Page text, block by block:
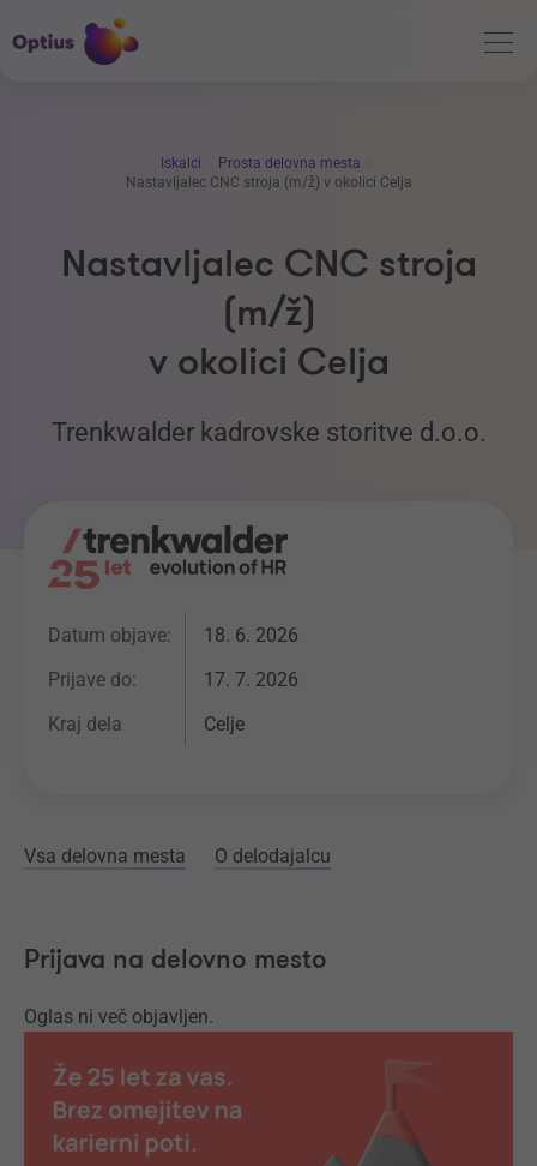
Iskalci
Prosta delovna mesta
Nastavljalec CNC stroja (m/ž) v okolici Celja
Nastavljalec CNC stroja
(m/ž)
v okolici Celja
Trenkwalder kadrovske storitve d.o.o.
Datum objave:
18. 6. 2026
Prijave do:
17. 7. 2026
Kraj dela
Celje
Vsa delovna mesta O delodajalcu
Prijava na delovno mesto
Oglas ni več objavljen.